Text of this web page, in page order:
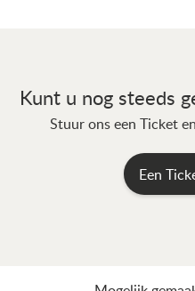
Kunt u nog steeds
Stuur ons een Ticket
Een